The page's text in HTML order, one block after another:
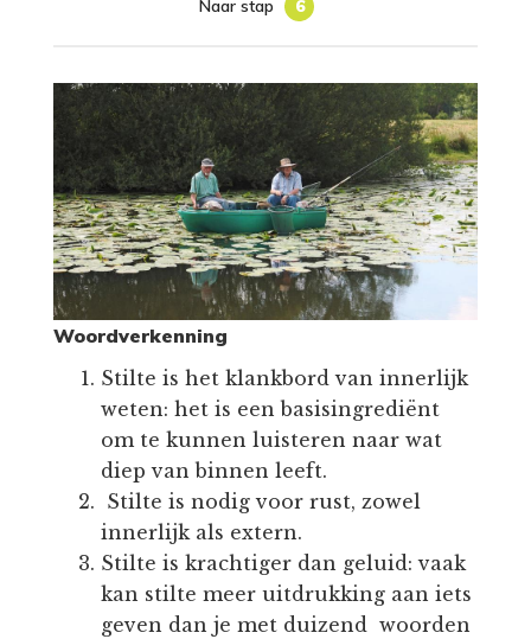
Naar stap 6
Woordverkenning
Stilte is het klankbord van innerlijk
weten: het is een basisingrediënt
om te kunnen luisteren naar wat
diep van binnen leeft.
Stilte is nodig voor rust, zowel
innerlijk als extern.
Stilte is krachtiger dan geluid: vaak
kan stilte meer uitdrukking aan iets
geven dan je met duizend woorden